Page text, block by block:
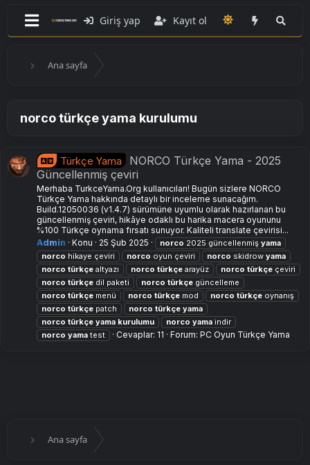
Giriş yap Kayıt ol
Ana sayfa
norco türkçe yama kurulumu
Türkçe Yama
NORCO Türkçe Yama - 2025
Güncellenmiş çeviri
Merhaba TurkceYama.Org kullanıcıları! Bugün sizlere NORCO
Türkçe Yama hakkında detaylı bir inceleme sunacağım.
Build.12050036 (v1.4.7) sürümüne uyumlu olarak hazırlanan bu
güncellenmiş çeviri, hikâye odaklı bu harika macera oyununu
%100 Türkçe oynama fırsatı sunuyor. Kaliteli translate çevirisi...
Admin
Konu 25 Şub 2025 norco 2025 güncellenmiş yama
norco hikaye çeviri norco oyun çeviri norco skidrow yama
norco türkçe altyazı norco türkçe arayüz norco türkçe çeviri
norco türkçe dil paketi norco türkçe güncelleme
norco türkçe menü norco türkçe mod norco türkçe oynanış
norco türkçe patch norco türkçe yama
norco türkçe yama kurulumu norco yama i̇ndir
norco yama test Cevaplar: 11 Forum: PC Oyun Türkçe Yama
Ana sayfa